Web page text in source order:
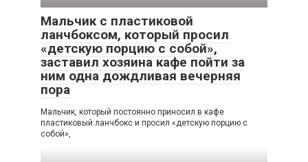
Мальчик с пластиковой
ланчбоксом, который просил
«детскую порцию с собой»,
заставил хозяина кафе пойти за
ним одна дождливая вечерняя
пора
Мальчик, который постоянно приносил в кафе
пластиковый ланчбокс и просил «детскую порцию с
собой»,